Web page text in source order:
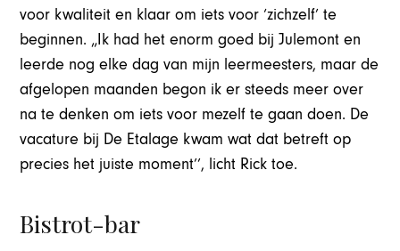
voor kwaliteit en klaar om iets voor ‘zichzelf’ te
beginnen. „Ik had het enorm goed bij Julemont en
leerde nog elke dag van mijn leermeesters, maar de
afgelopen maanden begon ik er steeds meer over
na te denken om iets voor mezelf te gaan doen. De
vacature bij De Etalage kwam wat dat betreft op
precies het juiste moment’’, licht Rick toe.
Bistrot-bar